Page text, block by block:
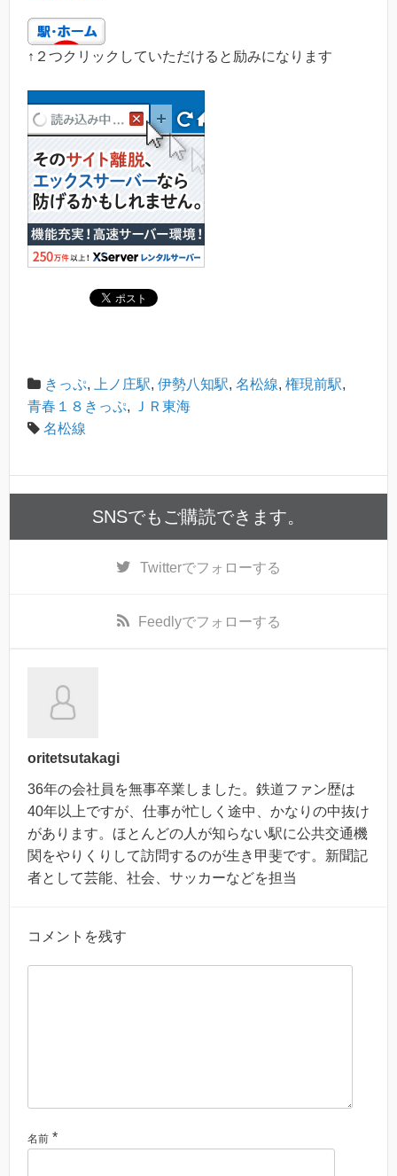
↑２つクリックしていただけると励みになります
きっぷ, 上ノ庄駅, 伊勢八知駅, 名松線, 権現前駅,
青春１８きっぷ,
ＪＲ東海
名松線
SNSでもご購読できます。
Twitterでフォローする
Feedlyでフォローする
oritetsutakagi
36年の会社員を無事卒業しました。鉄道ファン歴は
40年以上ですが、仕事が忙しく途中、かなりの中抜け
があります。ほとんどの人が知らない駅に公共交通機
関をやりくりして訪問するのが生き甲斐です。新聞記
者として芸能、社会、サッカーなどを担当
コメントを残す
名前 *